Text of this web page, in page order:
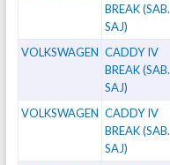
BREAK (SAB.
SAJ)
VOLKSWAGEN CADDY IV
BREAK (SAB.
SAJ)
VOLKSWAGEN CADDY IV
BREAK (SAB.
SAJ)